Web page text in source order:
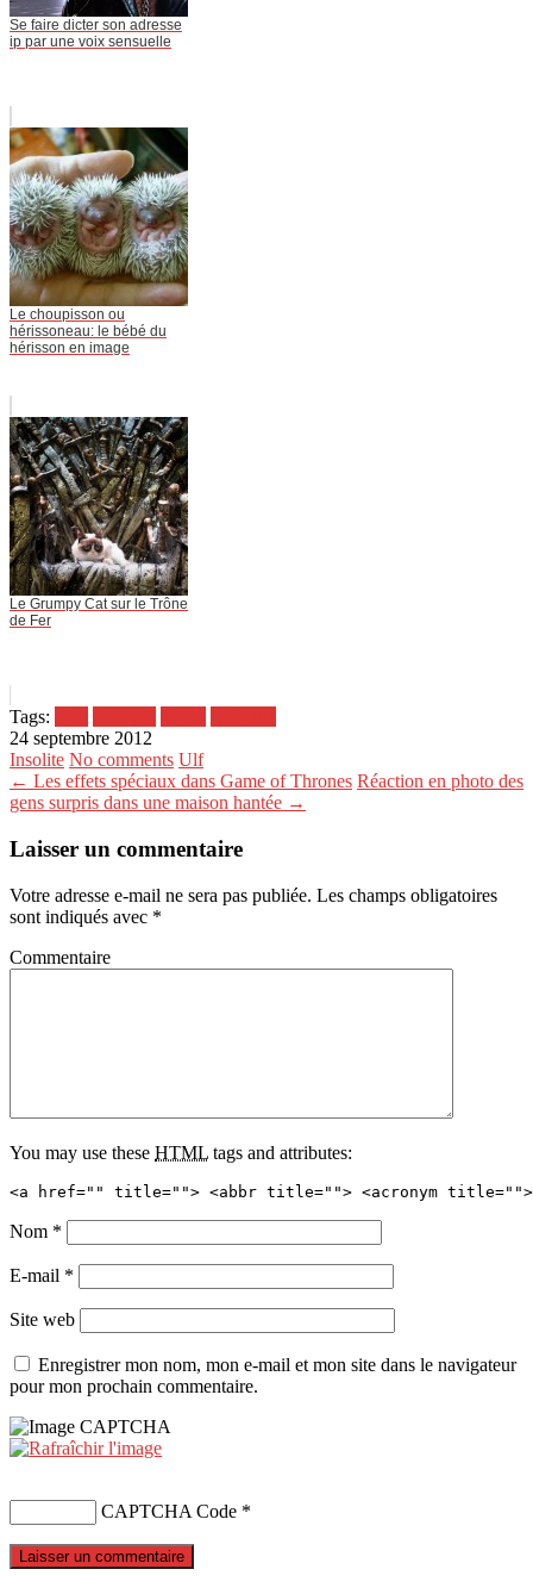
Se faire dicter son adresse
ip par une voix sensuelle
Le choupisson ou
hérissoneau: le bébé du
hérisson en image
Le Grumpy Cat sur le Trône
de Fer
Tags:
24 septembre 2012
Insolite No comments Ulf
← Les effets spéciaux dans Game of Thrones Réaction en photo des
gens surpris dans une maison hantée →
Laisser un commentaire
Votre adresse e-mail ne sera pas publiée. Les champs obligatoires
sont indiqués avec *
Commentaire
You may use these HTML tags and attributes:
<a href="" title=""> <abbr title=""> <acronym title="">
Nom *
E-mail *
Site web
Enregistrer mon nom, mon e-mail et mon site dans le navigateur
pour mon prochain commentaire.
CAPTCHA Code *